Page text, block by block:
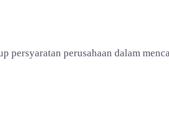
persyaratan perusahaan dalam